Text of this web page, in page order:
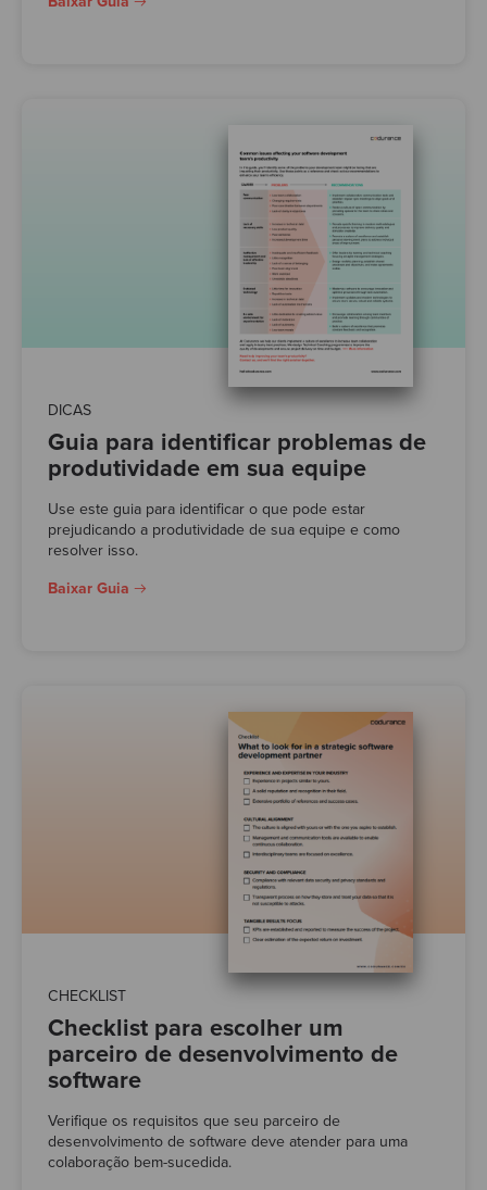
DICAS
Guia para identificar problemas de
produtividade em sua equipe
Use este guia para identificar o que pode estar
prejudicando a produtividade de sua equipe e como
resolver isso.
Baixar Guia
CHECKLIST
Checklist para escolher um
parceiro de desenvolvimento de
software
Verifique os requisitos que seu parceiro de
desenvolvimento de software deve atender para uma
colaboração bem-sucedida.